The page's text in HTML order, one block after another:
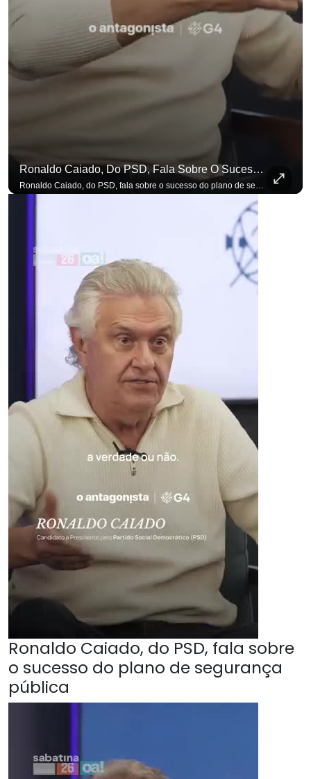
Ronaldo Caiado, Do PSD, Fala Sobre O Sucesso Do Plano De Segurança Pública
Ronaldo Caiado, do PSD, fala sobre o sucesso do plano de segurança pública como governador de Goiás, sendo um incentivo aos empreendedores locais. Se você busca informação com credibilidade, inscreva-se agora e ative o
Ronaldo Caiado, do PSD, fala sobre
o sucesso do plano de segurança
pública